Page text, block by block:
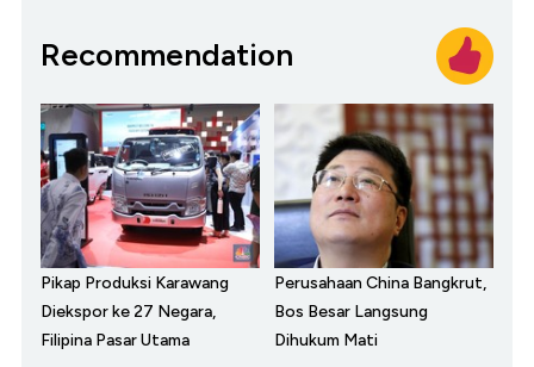
Recommendation
Pikap Produksi Karawang
Diekspor ke 27 Negara,
Filipina Pasar Utama
Perusahaan China Bangkrut,
Bos Besar Langsung
Dihukum Mati